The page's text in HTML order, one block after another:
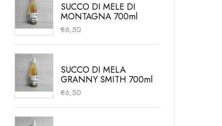
SUCCO DI MELE DI
MONTAGNA 700ml
€6,50
SUCCO DI MELA
GRANNY SMITH 700ml
€6,50